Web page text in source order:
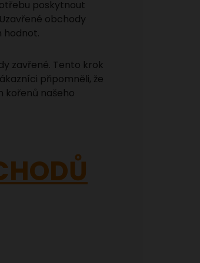
poskytnout
obchody
hodnot.
zavřené. Tento krok
připomněli, že
kořenů našeho